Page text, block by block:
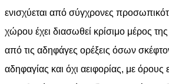
ενισχύεται από σύγχρονες
χώρου έχει διασωθεί κρίσιμο μέρος
από τις αδηφάγες ορέξεις όσων
αδηφαγίας και όχι αειφορίας, με όρους